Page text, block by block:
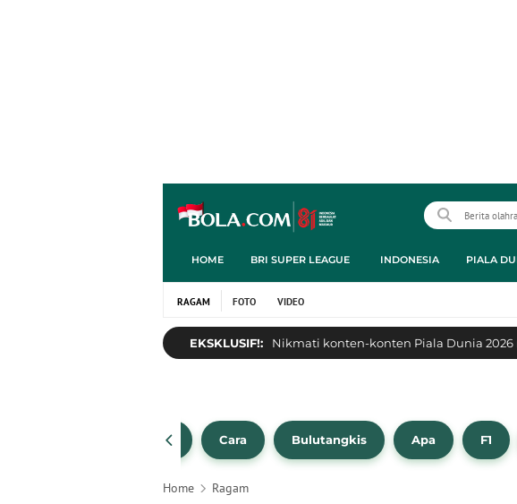
HOME BRI SUPER LEAGUE INDONESIA PIALA
RAGAM FOTO VIDEO
EKSKLUSIF!: Nikmati konten-konten Piala Dunia 2026
Bola Beli Cara Bulutangkis Apa F1
Home Ragam